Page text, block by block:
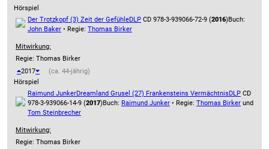
Hörspiel
Der Trotzkopf (3) Zeit der GefühleDLP CD 978-3-939066-72-9 (2016)Buch:
John Baker • Regie: Thomas Birker
Mitwirkung:
Regie: Thomas Birker
2017
(ca. 44-jährig)
Hörspiel
Raimund JunkerDreamland Grusel (27) Frankensteins VermächtnisDLP CD
978-3-939066-14-9 (2017)Buch: Raimund Junker • Regie: Thomas Birker und
Tom Steinbrecher
Mitwirkung:
Regie: Thomas Birker